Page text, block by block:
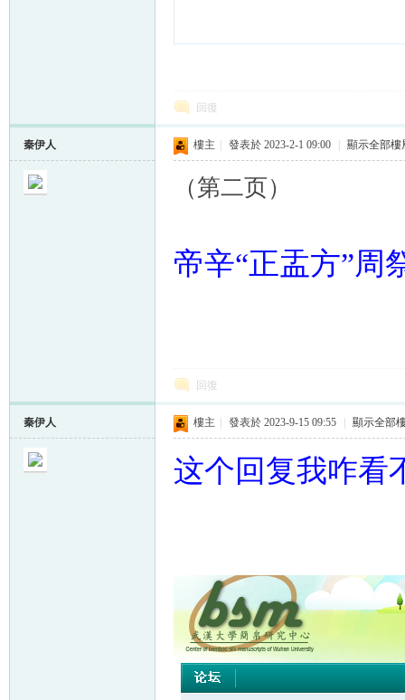
回復
秦伊人 樓主 發表於 2023-2-1 09:00 顯示全部樓
（第二页）
帝辛“正盂方”周
回復
秦伊人 樓主 發表於 2023-9-15 09:55 顯示全部
这个回复我咋看